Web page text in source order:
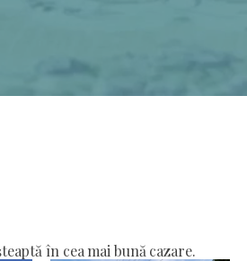
în cea mai bună cazare.